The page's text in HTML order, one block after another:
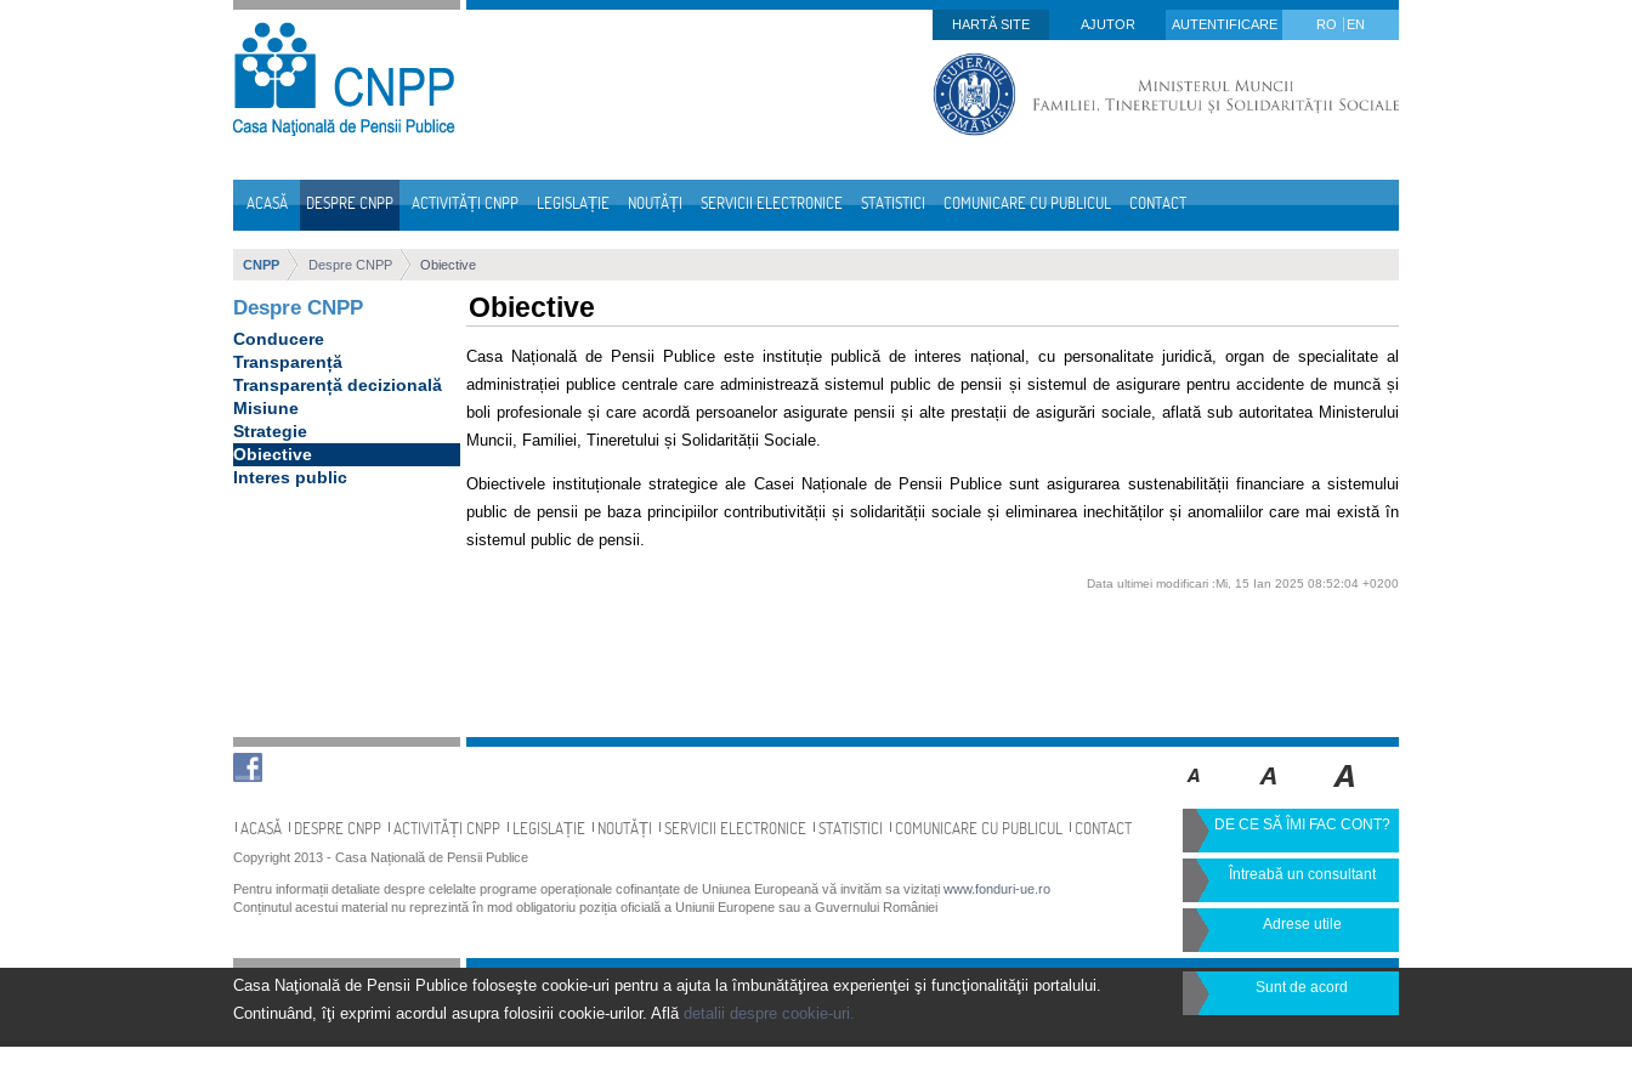
Sari la continut
HARTĂ SITE
AJUTOR AUTENTIFICARE RO EN
ACASĂ DESPRE CNPP ACTIVITĂȚI CNPP LEGISLAȚIE NOUTĂȚI SERVICII ELECTRONICE STATISTICI COMUNICARE CU PUBLICUL CONTACT
CNPP Despre CNPP Obiective
Despre CNPP
Conducere
Transparență
Transparență decizională
Misiune
Strategie
Obiective
Interes public
Obiective
Casa Națională de Pensii Publice este instituție publică de interes național, cu personalitate juridică, organ de specialitate al
administrației publice centrale care administrează sistemul public de pensii și sistemul de asigurare pentru accidente de muncă și
boli profesionale și care acordă persoanelor asigurate pensii și alte prestații de asigurări sociale, aflată sub autoritatea Ministerului
Muncii, Familiei, Tineretului și Solidarității Sociale.
Obiectivele instituționale strategice ale Casei Naționale de Pensii Publice sunt asigurarea sustenabilității financiare a sistemului
public de pensii pe baza principiilor contributivității și solidarității sociale și eliminarea inechităților și anomaliilor care mai există în
sistemul public de pensii.
Data ultimei modificari :Mi, 15 Ian 2025 08:52:04 +0200
Navigare
ACASĂ DESPRE CNPP ACTIVITĂȚI CNPP LEGISLAȚIE NOUTĂȚI SERVICII ELECTRONICE STATISTICI COMUNICARE CU PUBLICUL CONTACT
Copyright 2013 - Casa Națională de Pensii Publice
Pentru informații detaliate despre celelalte programe operaționale cofinanțate de Uniunea Europeană vă invităm sa vizitați www.fonduri-ue.ro
Conținutul acestui material nu reprezintă în mod obligatoriu poziția oficială a Uniunii Europene sau a Guvernului României
DE CE SĂ ÎMI FAC CONT?
Întreabă un consultant
Adrese utile
Casa Naţională de Pensii Publice foloseşte cookie-uri pentru a ajuta la îmbunătăţirea experienţei şi funcţionalităţii portalului.
Continuând, îţi exprimi acordul asupra folosirii cookie-urilor. Află detalii despre cookie-uri.
Sunt de acord